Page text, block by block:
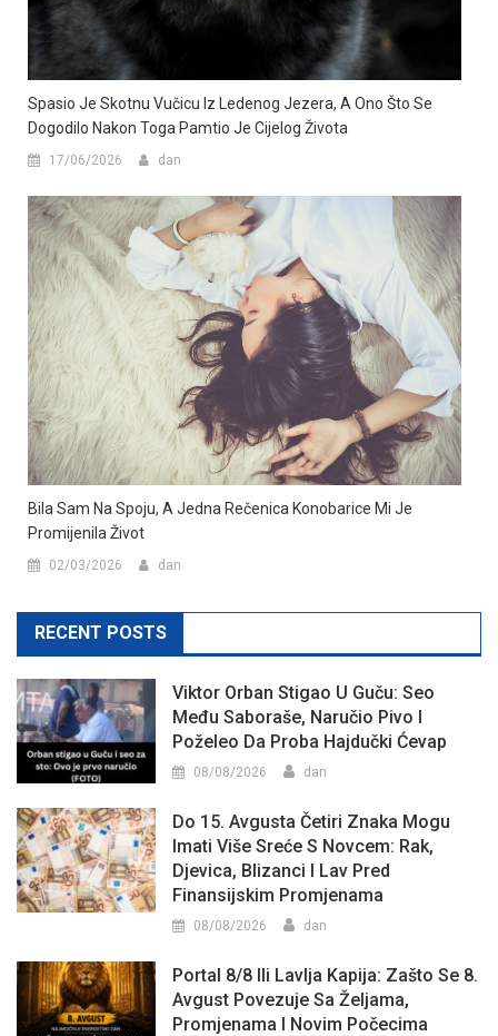
Spasio Je Skotnu Vučicu Iz Ledenog Jezera, A Ono Što Se
Dogodilo Nakon Toga Pamtio Je Cijelog Života
17/06/2026 dan
Bila Sam Na Spoju, A Jedna Rečenica Konobarice Mi Je
Promijenila Život
02/03/2026 dan
RECENT POSTS
Viktor Orban Stigao U Guču: Seo
Među Saboraše, Naručio Pivo I
Poželeo Da Proba Hajdučki Ćevap
08/08/2026 dan
Do 15. Avgusta Četiri Znaka Mogu
Imati Više Sreće S Novcem: Rak,
Djevica, Blizanci I Lav Pred
Finansijskim Promjenama
08/08/2026 dan
Portal 8/8 Ili Lavlja Kapija: Zašto Se 8.
Avgust Povezuje Sa Željama,
Promjenama I Novim Počecima